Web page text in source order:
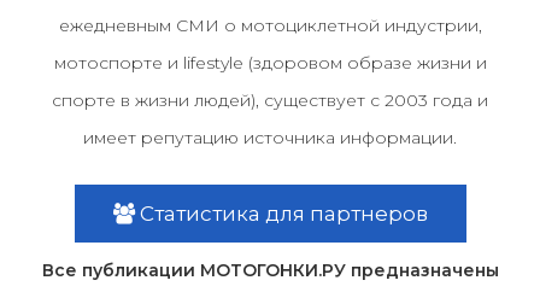
ежедневным СМИ о мотоциклетной индустрии,
мотоспорте и lifestyle (здоровом образе жизни и
спорте в жизни людей), существует с 2003 года и
имеет репутацию источника информации.
Статистика для партнеров
Все публикации МОТОГОНКИ.РУ предназначены